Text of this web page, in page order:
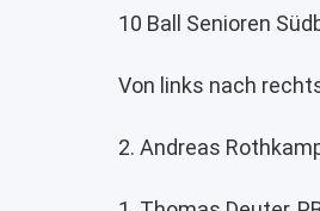
10 Ball Senioren
Von links nach
2. Andreas